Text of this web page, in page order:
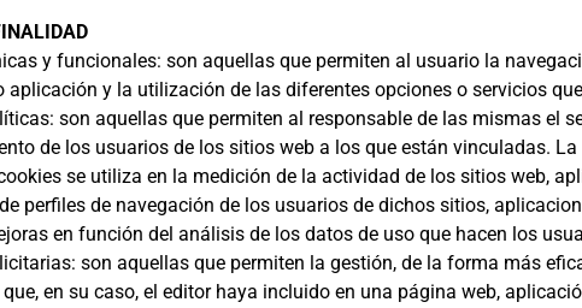
y funcionales: son aquellas que permiten al usuario la
aplicación y la utilización de las diferentes opciones o servicios
son aquellas que permiten al responsable de las mismas el
de los usuarios de los sitios web a los que están vinculadas.
se utiliza en la medición de la actividad de los sitios web,
perfiles de navegación de los usuarios de dichos sitios,
en función del análisis de los datos de uso que hacen los
son aquellas que permiten la gestión, de la forma más
en su caso, el editor haya incluido en una página web,